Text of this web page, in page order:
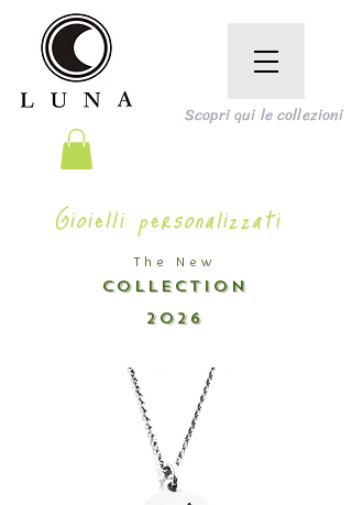
The New
COLLECTION
2026
Scopri qui le collezioni
Gioielli personalizzati